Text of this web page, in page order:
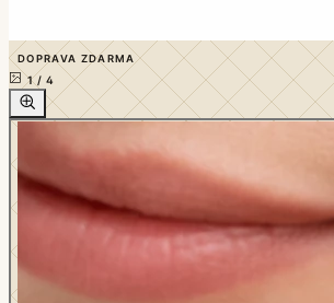
DOPRAVA ZDARMA
1/ 4